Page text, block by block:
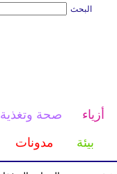
البحث
أزياء صحة وتغذية
بيئة مدونات